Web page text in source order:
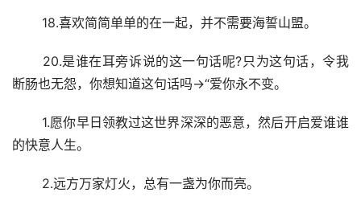
18.喜欢简简单单的在一起，并不需要海誓山盟。
断肠也无怨，你想知道这句话吗→“爱你永不变。
的快意人生。
2.远方万家灯火，总有一盏为你而亮。